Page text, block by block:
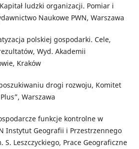
ludzki organizacji. Pomiar i
Naukowe PWN, Warszawa
polskiej gospodarki. Cele,
Wyd. Akademii
Kraków
drogi rozwoju, Komitet
Warszawa
funkcje kontrolne w
Instytut Geografii i Przestrzennego
S. Leszczyckiego, Prace Geograficzne